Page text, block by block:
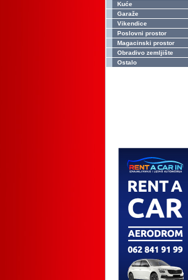
Kuće
Garaže
Vikendice
Poslovni prostor
Magacinski prostor
Obradivo zemljište
Ostalo